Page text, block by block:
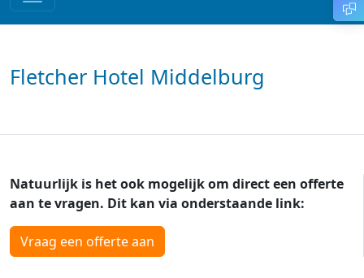
Fletcher Hotel Middelburg
Natuurlijk is het ook mogelijk om direct een offerte
aan te vragen. Dit kan via onderstaande link:
Vraag een offerte aan